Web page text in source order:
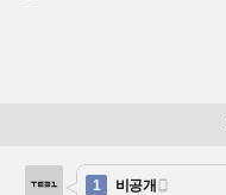
1 비공개 